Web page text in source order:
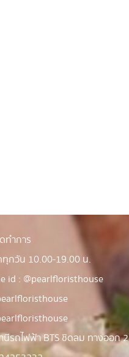
ทำการ
ทุกวัน 10.00-19.00 น.
id : @pearlfloristhouse
นีรถไฟฟ้า BTS ชิดลม ทางออก 2